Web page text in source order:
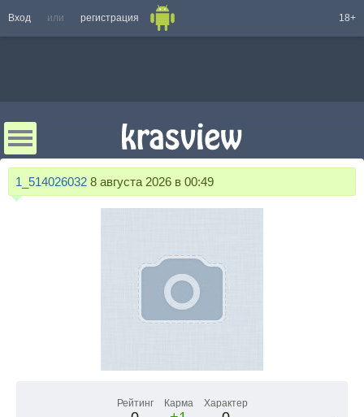
Вход или регистрация 18+
1_514026032 8 августа 2026 в 00:49
Рейтинг Карма Характер